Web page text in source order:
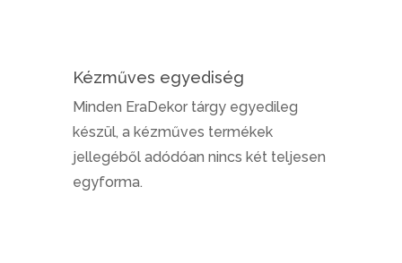
Kézműves egyediség
Minden EraDekor tárgy egyedileg
készül, a kézműves termékek
jellegéből adódóan nincs két teljesen
egyforma.